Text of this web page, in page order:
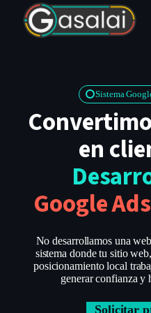
Sistema
en
Google Ads
No desarrollamos una
sistema donde tu sitio
posicionamiento local
generar confianza y
Solicitar